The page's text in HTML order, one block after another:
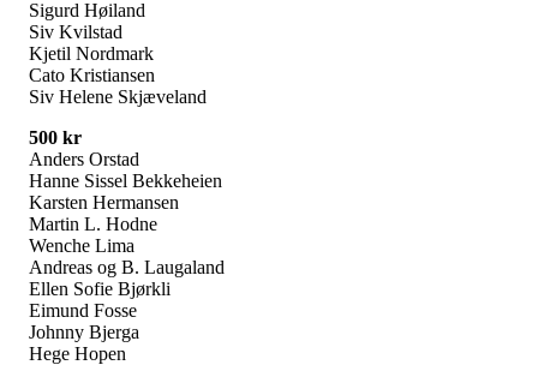
Sigurd Høiland
Siv Kvilstad
Kjetil Nordmark
Cato Kristiansen
Siv Helene Skjæveland
500 kr
Anders Orstad
Hanne Sissel Bekkeheien
Karsten Hermansen
Martin L. Hodne
Wenche Lima
Andreas og B. Laugaland
Ellen Sofie Bjørkli
Eimund Fosse
Johnny Bjerga
Hege Hopen